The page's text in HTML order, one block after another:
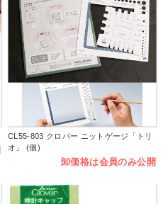
CL55-803 クロバー ニットゲージ「トリ
オ」 (個)
卸価格は会員のみ公開